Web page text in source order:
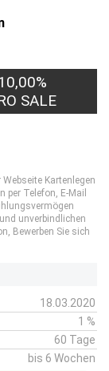
SALE
Kartenlegen
per Telefon, E-Mail
unverbindlichen
Bewerben Sie sich
18.03.2020
1 %
60 Tage
bis 6 Wochen